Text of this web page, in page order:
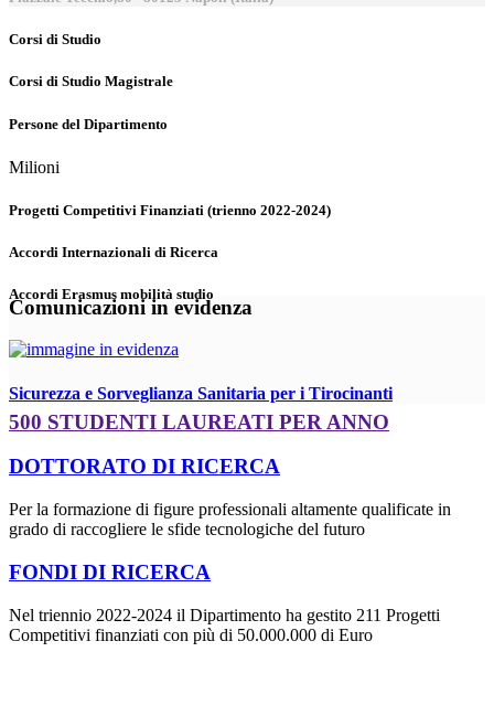
Corsi di Studio
Corsi di Studio Magistrale
Persone del Dipartimento
Milioni
Progetti Competitivi Finanziati (trienno 2022-2024)
Accordi Internazionali di Ricerca
Accordi Erasmus mobilità studio
Comunicazioni in evidenza
Sicurezza e Sorveglianza Sanitaria per i Tirocinanti
500 STUDENTI LAUREATI PER ANNO
DOTTORATO DI RICERCA
Per la formazione di figure professionali altamente qualificate in
grado di raccogliere le sfide tecnologiche del futuro
FONDI DI RICERCA
Nel triennio 2022-2024 il Dipartimento ha gestito 211 Progetti
Competitivi finanziati con più di 50.000.000 di Euro